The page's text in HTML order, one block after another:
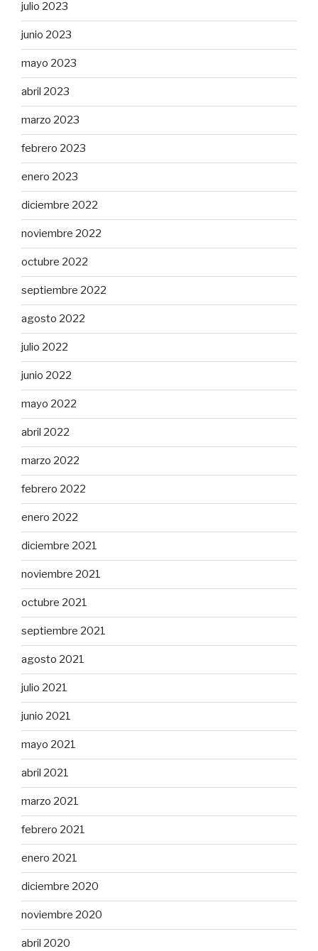
julio 2023
junio 2023
mayo 2023
abril 2023
marzo 2023
febrero 2023
enero 2023
diciembre 2022
noviembre 2022
octubre 2022
septiembre 2022
agosto 2022
julio 2022
junio 2022
mayo 2022
abril 2022
marzo 2022
febrero 2022
enero 2022
diciembre 2021
noviembre 2021
octubre 2021
septiembre 2021
agosto 2021
julio 2021
junio 2021
mayo 2021
abril 2021
marzo 2021
febrero 2021
enero 2021
diciembre 2020
noviembre 2020
abril 2020